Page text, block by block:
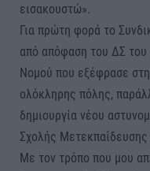
εισακουστώ».
Για πρώτη φορά το
από απόφαση του ΔΣ του
Νομού που εξέφρασε
ολόκληρης πόλης,
δημιουργία νέου
Σχολής
Με τον τρόπο που μου